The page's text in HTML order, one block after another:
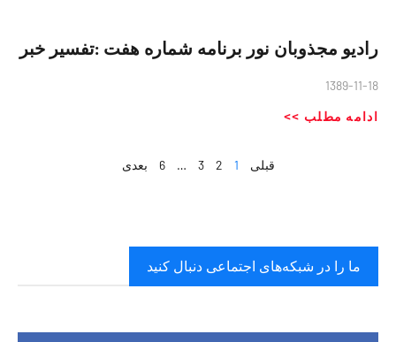
رادیو مجذوبان نور برنامه شماره هفت :تفسیر خبر
1389-11-18
ادامه مطلب >>
قبلی 1
2
3
…
6 بعدی
ما را در شبکه‌های اجتماعی دنبال کنید